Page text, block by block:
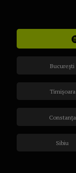
București
Timișoara
Constanța
Sibiu